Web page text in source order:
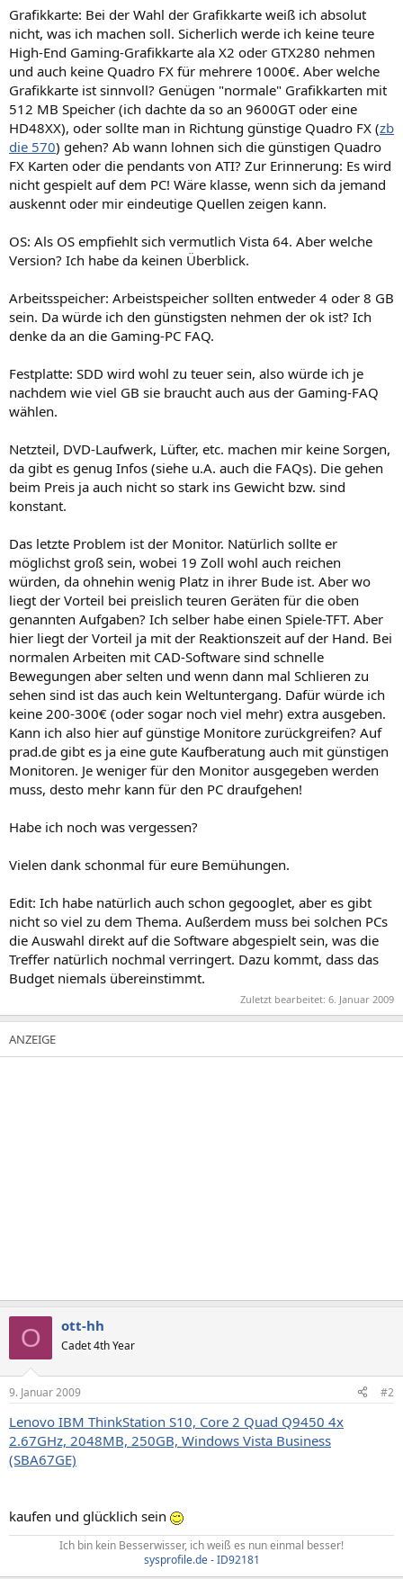
Grafikkarte: Bei der Wahl der Grafikkarte weiß ich absolut
nicht, was ich machen soll. Sicherlich werde ich keine teure
High-End Gaming-Grafikkarte ala X2 oder GTX280 nehmen
und auch keine Quadro FX für mehrere 1000€. Aber welche
Grafikkarte ist sinnvoll? Genügen "normale" Grafikkarten mit
512 MB Speicher (ich dachte da so an 9600GT oder eine
HD48XX), oder sollte man in Richtung günstige Quadro FX (zb
die 570) gehen? Ab wann lohnen sich die günstigen Quadro
FX Karten oder die pendants von ATI? Zur Erinnerung: Es wird
nicht gespielt auf dem PC! Wäre klasse, wenn sich da jemand
auskennt oder mir eindeutige Quellen zeigen kann.
OS: Als OS empfiehlt sich vermutlich Vista 64. Aber welche
Version? Ich habe da keinen Überblick.
Arbeitsspeicher: Arbeistspeicher sollten entweder 4 oder 8 GB
sein. Da würde ich den günstigsten nehmen der ok ist? Ich
denke da an die Gaming-PC FAQ.
Festplatte: SDD wird wohl zu teuer sein, also würde ich je
nachdem wie viel GB sie braucht auch aus der Gaming-FAQ
wählen.
Netzteil, DVD-Laufwerk, Lüfter, etc. machen mir keine Sorgen,
da gibt es genug Infos (siehe u.A. auch die FAQs). Die gehen
beim Preis ja auch nicht so stark ins Gewicht bzw. sind
konstant.
Das letzte Problem ist der Monitor. Natürlich sollte er
möglichst groß sein, wobei 19 Zoll wohl auch reichen
würden, da ohnehin wenig Platz in ihrer Bude ist. Aber wo
liegt der Vorteil bei preislich teuren Geräten für die oben
genannten Aufgaben? Ich selber habe einen Spiele-TFT. Aber
hier liegt der Vorteil ja mit der Reaktionszeit auf der Hand. Bei
normalen Arbeiten mit CAD-Software sind schnelle
Bewegungen aber selten und wenn dann mal Schlieren zu
sehen sind ist das auch kein Weltuntergang. Dafür würde ich
keine 200-300€ (oder sogar noch viel mehr) extra ausgeben.
Kann ich also hier auf günstige Monitore zurückgreifen? Auf
prad.de gibt es ja eine gute Kaufberatung auch mit günstigen
Monitoren. Je weniger für den Monitor ausgegeben werden
muss, desto mehr kann für den PC draufgehen!
Habe ich noch was vergessen?
Vielen dank schonmal für eure Bemühungen.
Edit: Ich habe natürlich auch schon gegooglet, aber es gibt
nicht so viel zu dem Thema. Außerdem muss bei solchen PCs
die Auswahl direkt auf die Software abgespielt sein, was die
Treffer natürlich nochmal verringert. Dazu kommt, dass das
Budget niemals übereinstimmt.
Zuletzt bearbeitet: 6. Januar 2009
O ott-hh
Cadet 4th Year
9. Januar 2009 #2
Lenovo IBM ThinkStation S10, Core 2 Quad Q9450 4x
2.67GHz, 2048MB, 250GB, Windows Vista Business
(SBA67GE)
kaufen und glücklich sein
Ich bin kein Besserwisser, ich weiß es nun einmal besser!
sysprofile.de - ID92181